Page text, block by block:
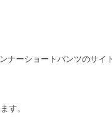
ナーショートパンツのサイ
す。